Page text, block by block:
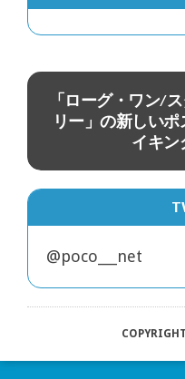
「ローグ・ワン/
リー」の新しい
イキン
@poco___net